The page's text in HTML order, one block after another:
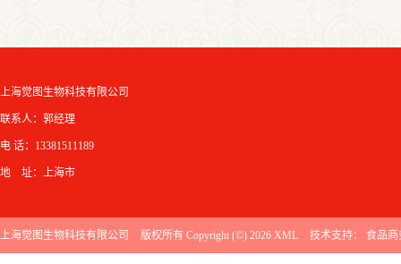
上海觉图生物科技有限公司
联系人：郭经理
电 话：13381511189
地 址：上海市
上海觉图生物科技有限公司 版权所有 Copyright (©) 2026 XML 技术支持： 食品商